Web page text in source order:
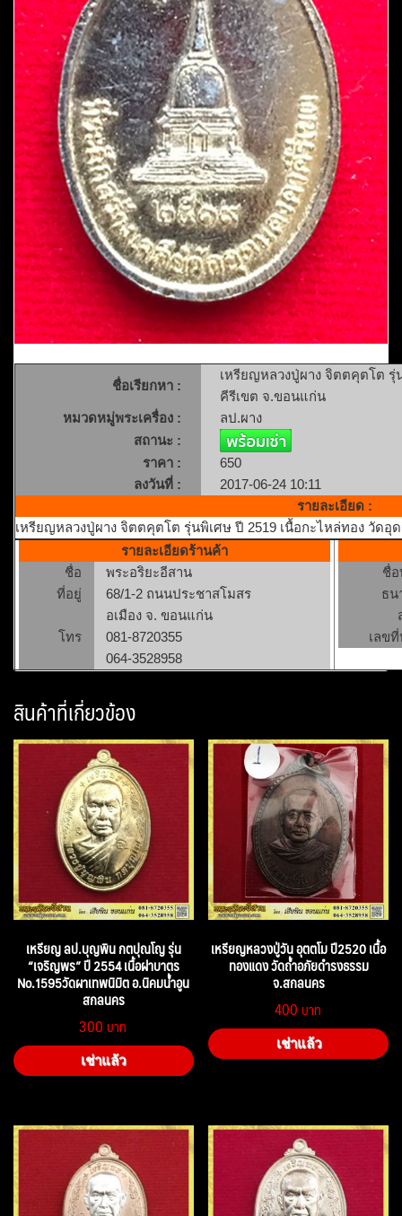
ชื่อเรียกหา :
เหรียญหลวงปู่ผาง จิตตคุตโต รุ่
คีรีเขต จ.ขอนแก่น
หมวดหมู่พระเครื่อง :
ลป.ผาง
สถานะ :
ราคา :
650
ลงวันที่ :
2017-06-24 10:11
รายละเอียด :
เหรียญหลวงปู่ผาง จิตตคุตโต รุ่นพิเศษ ปี 2519 เนื้อกะไหล่ทอง วัด
รายละเอียดร้านค้า
ชื่อ
พระอริยะอีสาน
ที่อยู่
68/1-2 ถนนประชาสโมสร
อเมือง จ. ขอนแก่น
โทร
081-8720355
064-3528958
ชื่
ธน
เลข
สินค้าที่เกี่ยวข้อง
เหรียญ ลป.บุญพิน กตปุณโญ รุ่น
“เจริญพร” ปี 2554 เนื้อฝาบาตร
No.1595วัดผาเทพนิมิต อ.นิคมน้ำอูน
สกลนคร
300
เช่าแล้ว
เหรียญหลวงปู่วัน อุตตโม ปี2520 เนื้อ
ทองแดง วัดถ้ำอภัยดำรงธรรม
จ.สกลนคร
400
เช่าแล้ว